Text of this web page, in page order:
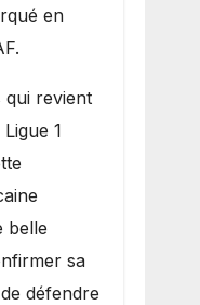
en
qui revient
1
belle
sa
défendre